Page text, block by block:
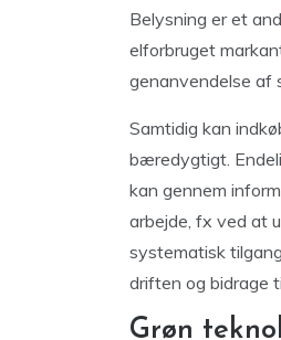
Belysning er et
elforbruget
genanvendelse af
Samtidig kan
bæredygtigt.
kan gennem
arbejde, fx ved at
systematisk
driften og bidrage
Grøn